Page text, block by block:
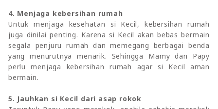
4. Menjaga kebersihan rumah
Untuk menjaga kesehatan si Kecil, kebersihan rumah
juga dinilai penting. Karena si Kecil akan bebas bermain
segala penjuru rumah dan memegang berbagai benda
yang menurutnya menarik. Sehingga Mamy dan Papy
perlu menjaga kebersihan rumah agar si Kecil aman
bermain.
5. Jauhkan si Kecil dari asap rokok